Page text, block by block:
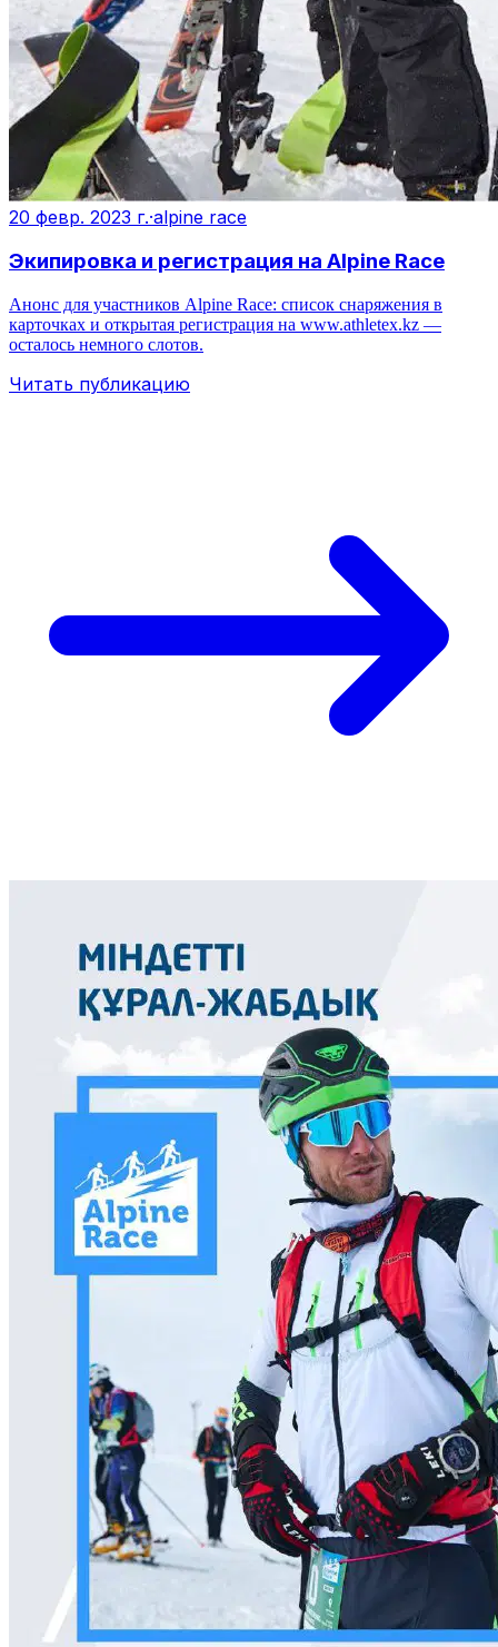
20 февр. 2023 г.·alpine race
Экипировка и регистрация на Alpine Race
Анонс для участников Alpine Race: список снаряжения в
карточках и открытая регистрация на www.athletex.kz —
осталось немного слотов.
Читать публикацию